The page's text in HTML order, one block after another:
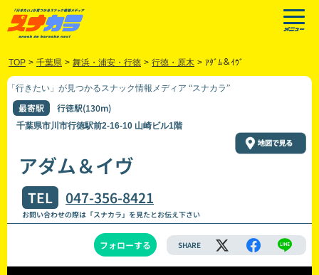
TOP > 千葉県 > 舞浜・浦安・行徳 > 行徳・原木 > ｱﾀﾞﾑ＆ｲｳﾞ
「行きたい」が見つかるスナック情報メディア “スナカラ”
最寄駅 行徳駅(130m)
千葉県市川市行徳駅前2-16-10 山崎ビル1階
アダム＆イヴ
TEL 047-356-8421
お問い合わせの際は「スナカラ」を見たとお伝え下さい
フォローする SHARE